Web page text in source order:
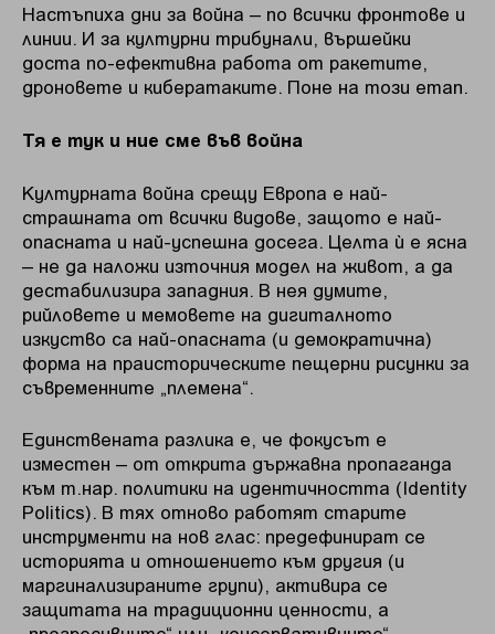
Настъпиха дни за война – по всички фронтове и
линии. И за културни трибунали, вършейки
доста по-ефективна работа от ракетите,
дроновете и кибератаките. Поне на този етап.
Тя е тук и ние сме във война
Културната война срещу Европа е най-
страшната от всички видове, защото е най-
опасната и най-успешна досега. Целта ѝ е ясна
– не да наложи източния модел на живот, а да
дестабилизира западния. В нея думите,
рийловете и мемовете на дигиталното
изкуство са най-опасната (и демократична)
форма на праисторическите пещерни рисунки за
съвременните „племена“.
Единствената разлика е, че фокусът е
изместен – от открита държавна пропаганда
към т.нар. политики на идентичността (Identity
Politics). В тях отново работят старите
инструменти на нов глас: предефинират се
историята и отношението към другия (и
маргинализираните групи), активира се
защитата на традиционни ценности, а